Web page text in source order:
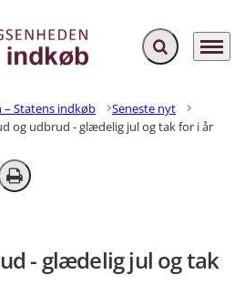
Fold søgefelt ud
Menu
– Statens indkøb
Seneste nyt
og udbrud - glædelig jul og tak for i år
email
Print
- glædelig jul og tak